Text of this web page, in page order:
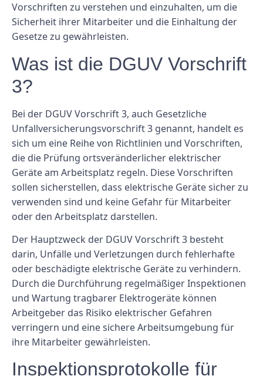
Vorschriften zu verstehen und einzuhalten, um die
Sicherheit ihrer Mitarbeiter und die Einhaltung der
Gesetze zu gewährleisten.
Was ist die DGUV Vorschrift
3?
Bei der DGUV Vorschrift 3, auch Gesetzliche
Unfallversicherungsvorschrift 3 genannt, handelt es
sich um eine Reihe von Richtlinien und Vorschriften,
die die Prüfung ortsveränderlicher elektrischer
Geräte am Arbeitsplatz regeln. Diese Vorschriften
sollen sicherstellen, dass elektrische Geräte sicher zu
verwenden sind und keine Gefahr für Mitarbeiter
oder den Arbeitsplatz darstellen.
Der Hauptzweck der DGUV Vorschrift 3 besteht
darin, Unfälle und Verletzungen durch fehlerhafte
oder beschädigte elektrische Geräte zu verhindern.
Durch die Durchführung regelmäßiger Inspektionen
und Wartung tragbarer Elektrogeräte können
Arbeitgeber das Risiko elektrischer Gefahren
verringern und eine sichere Arbeitsumgebung für
ihre Mitarbeiter gewährleisten.
Inspektionsprotokolle für